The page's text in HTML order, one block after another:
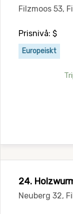
Filzmoos 53,
Prisnivå: $
Europeiskt
24.
Neuberg 32,